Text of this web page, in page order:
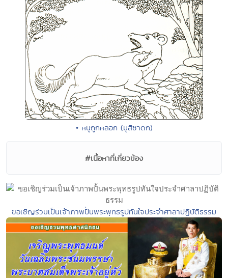
• หนูถูกหลอก (มูสิชาดก)
#เนื้อหาที่เกี่ยวข้อง
ขอเชิญร่วมเป็นเจ้าภาพปั้นพระพุทธรูปทันใจประจำศาลาปฏิบัติธรรม